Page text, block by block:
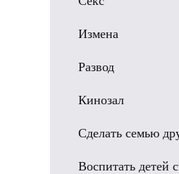
Измена
Развод
Кинозал
Сделать семью
Воспитать детей